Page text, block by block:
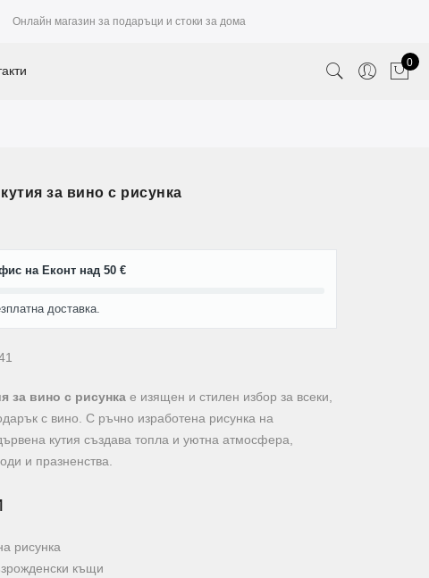
Онлайн магазин за подаръци и стоки за дома
0
за вино с рисунка
на Еконт над 50 €
доставка.
за вино с рисунка е изящен и стилен избор за всеки,
с вино. С ръчно изработена рисунка на
кутия създава топла и уютна атмосфера,
и празненства.
рисунка
къщи